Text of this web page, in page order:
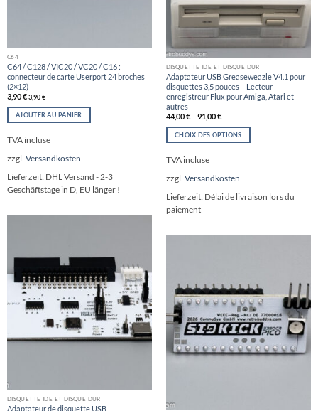
C64
C64 / C128 / VIC20 / VC20 / C16 :
connecteur de carte Userport 24 broches
(2×12)
3,90€ 3,90€
AJOUTER AU PANIER
TVA incluse
zzgl. Versandkosten
Lieferzeit: DHL Versand - 2-3
Geschäftstage in D, EU länger !
DISQUETTE IDE ET DISQUE DUR
Adaptateur USB Greaseweazle V4.1 pour
disquettes 3,5 pouces – Lecteur-
enregistreur Flux pour Amiga, Atari et
autres
44,00€–91,00€
CHOIX DES OPTIONS
produit
plusieurs
variations.
Les
page
produit
TVA incluse
zzgl. Versandkosten
Lieferzeit: Délai de livraison lors du
paiement
DISQUETTE IDE ET DISQUE DUR
Adaptateur de disquette USB